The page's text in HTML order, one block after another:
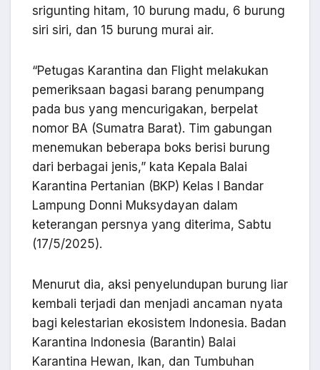
srigunting hitam, 10 burung madu, 6 burung
siri siri, dan 15 burung murai air.
“Petugas Karantina dan Flight melakukan
pemeriksaan bagasi barang penumpang
pada bus yang mencurigakan, berpelat
nomor BA (Sumatra Barat). Tim gabungan
menemukan beberapa boks berisi burung
dari berbagai jenis,” kata Kepala Balai
Karantina Pertanian (BKP) Kelas I Bandar
Lampung Donni Muksydayan dalam
keterangan persnya yang diterima, Sabtu
(17/5/2025).
Menurut dia, aksi penyelundupan burung liar
kembali terjadi dan menjadi ancaman nyata
bagi kelestarian ekosistem Indonesia. Badan
Karantina Indonesia (Barantin) Balai
Karantina Hewan, Ikan, dan Tumbuhan